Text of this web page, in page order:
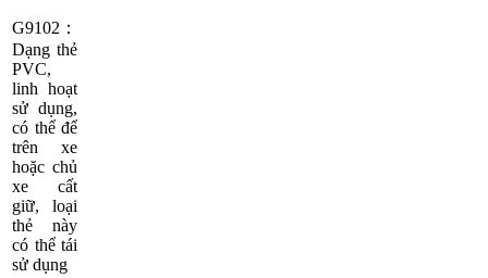
G9102：
Dạng thẻ
PVC,
linh hoạt
sử dụng,
có thể để
trên xe
hoặc chủ
xe cất
giữ, loại
thẻ này
có thể tái
sử dụng